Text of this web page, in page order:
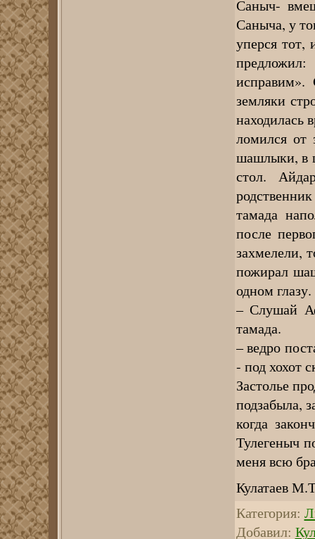
Саныч-
Саныча, у
уперся тот,
земляки
находилась
ломился от
шашлыки, в
стол.
тамада
после
захмелели,
пожирал
одном глазу.
– Слушай
тамада.
– ведро
- под хохот
Застолье
подзабыла,
когда
Тулегеныч
меня всю
Кулатаев
Категория:
Добавил: